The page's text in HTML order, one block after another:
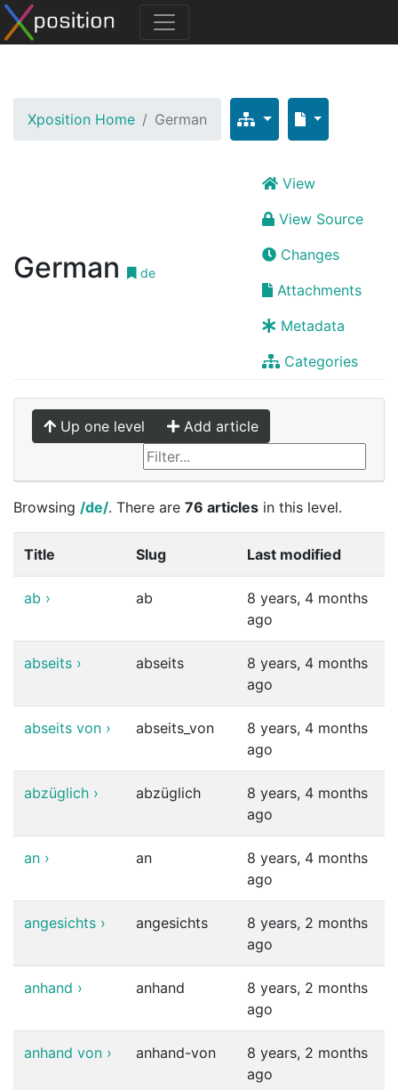
Xposition Home German
German de
View
View Source
Changes
Attachments
Metadata
Categories
Up one level Add article
Browsing /de/. There are 76 articles in this level.
Title Slug Last modified
ab › ab
8 years, 4 months
ago
abseits › abseits
8 years, 4 months
ago
abseits von › abseits_von
8 years, 4 months
ago
abzüglich › abzüglich
8 years, 4 months
ago
an › an
8 years, 4 months
ago
angesichts › angesichts
8 years, 2 months
ago
anhand › anhand
8 years, 2 months
ago
anhand von › anhand-von
8 years, 2 months
ago